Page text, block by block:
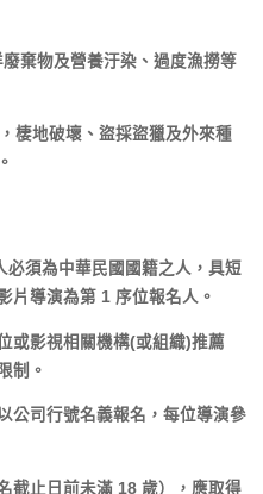
棄物及營養汙染、過度漁撈等
棲地破壞、盜採盜獵及外來種
須為中華民國國籍之人，具短
片導演為第 1 序位報名人。
或影視相關機構(或組織)推薦
制。
公司行號名義報名，每位導演參
截止日前未滿 18 歲），應取得